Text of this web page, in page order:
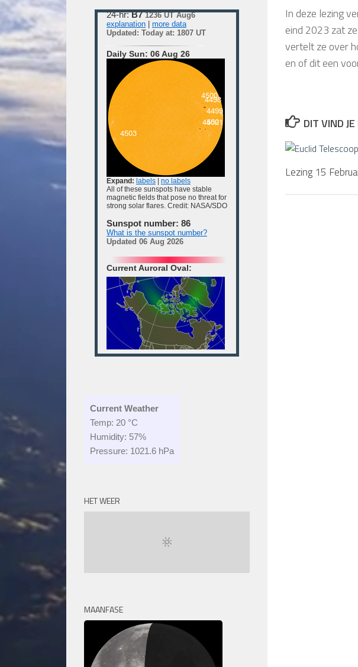
In deze lezing
eind 2023 zat
vertelt ze over
en of dit een
DIT VIND
Lezing 15
Current Weather
Temp: 20 °C
Humidity: 57%
Pressure: 1021.6 hPa
HET WEER
MAANFASE